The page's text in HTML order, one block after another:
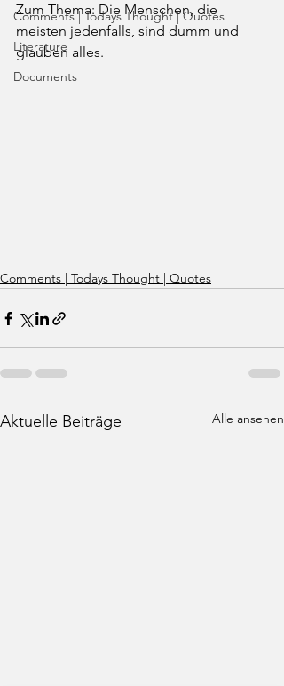
Comments | Todays Thought | Quotes
Literature
Documents
Zum Thema: Die Menschen, die
meisten jedenfalls, sind dumm und
glauben alles.
Comments | Todays Thought | Quotes
Aktuelle Beiträge Alle ansehen